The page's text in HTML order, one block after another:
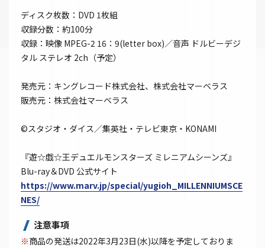
ディスク枚数：DVD 1枚組
収録分数：約100分
収録：映像 MPEG-2 16：9(letter box)／音声 ドルビーデジ
タル ステレオ 2ch（予定）
発売元：キングレコード株式会社、株式会社マーベラス
販売元：株式会社マーベラス
©スタジオ・ダイス／集英社・テレビ東京・KONAMI
『遊☆戯☆王デュエルモンスターズ ミレニアムシーンズ』
Blu-ray＆DVD 公式サイト
https://www.marv.jp/special/yugioh_MILLENNIUMSCE
NES/
注意事項
※商品の発送は2022年3月23日(水)以降を予定しておりま